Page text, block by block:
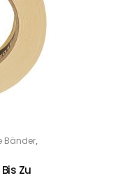
Bänder,
Zu